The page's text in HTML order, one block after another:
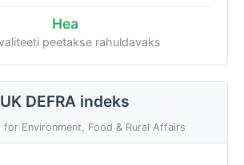
Hea
peetakse rahuldavaks
UK DEFRA indeks
for Environment, Food & Rural Affairs